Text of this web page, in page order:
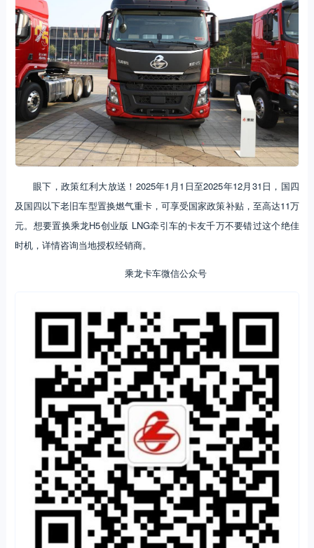
眼下，政策红利大放送！2025年1月1日至2025年12月31日，国四
及国四以下老旧车型置换燃气重卡，可享受国家政策补贴，至高达11万
元。想要置换乘龙H5创业版 LNG牵引车的卡友千万不要错过这个绝佳
时机，详情咨询当地授权经销商。
乘龙卡车微信公众号